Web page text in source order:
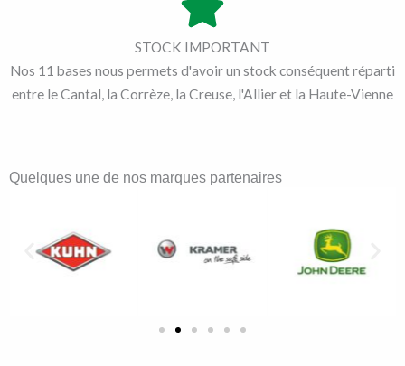
STOCK IMPORTANT
Nos 11 bases nous permets d'avoir un stock conséquent réparti
entre le Cantal, la Corrèze, la Creuse, l'Allier et la Haute-Vienne
Quelques une de nos marques partenaires